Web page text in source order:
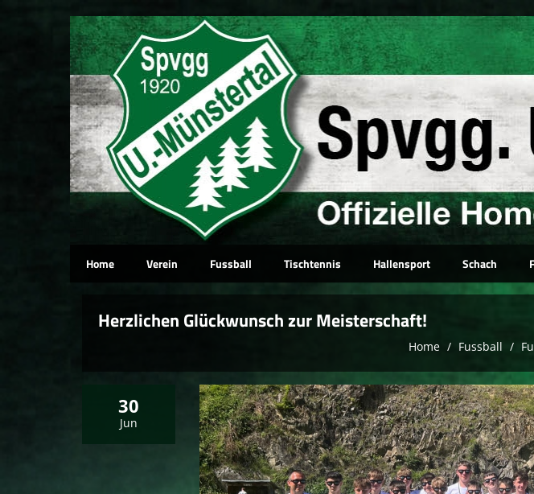
Home Verein Fussball Tischtennis Hallensport Schach
Herzlichen Glückwunsch zur Meisterschaft!
Home Fussball
30
Jun